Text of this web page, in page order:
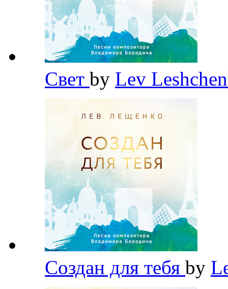
Свет by Lev
Создан для тебя by